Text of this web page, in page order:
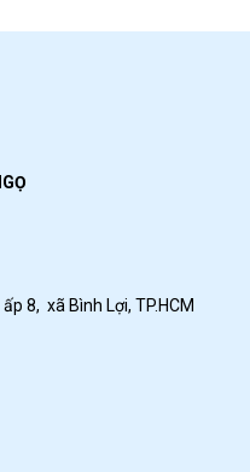
8, xã Bình Lợi, TP.HCM